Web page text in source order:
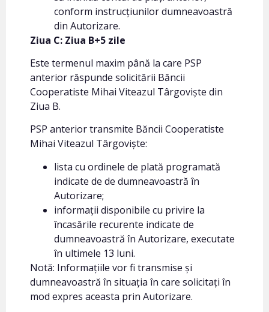
conform instrucțiunilor dumneavoastră
din Autorizare.
Ziua C: Ziua B+5 zile
Este termenul maxim până la care PSP
anterior răspunde solicitării Băncii
Cooperatiste Mihai Viteazul Târgoviște din
Ziua B.
PSP anterior transmite Băncii Cooperatiste
Mihai Viteazul Târgoviște:
lista cu ordinele de plată programată
indicate de de dumneavoastră în
Autorizare;
informații disponibile cu privire la
încasările recurente indicate de
dumneavoastră în Autorizare, executate
în ultimele 13 luni.
Notă: Informațiile vor fi transmise și
dumneavoastră în situația în care solicitați în
mod expres aceasta prin Autorizare.